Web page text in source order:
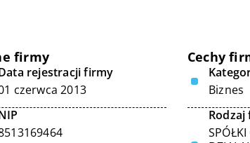
firmy
rejestracji firmy
czerwca 2013
Cechy
Biznes